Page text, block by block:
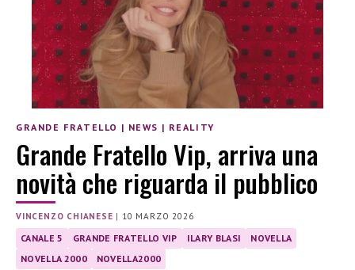
GRANDE FRATELLO | NEWS | REALITY
Grande Fratello Vip, arriva una
novità che riguarda il pubblico
VINCENZO CHIANESE | 10 MARZO 2026
CANALE 5 GRANDE FRATELLO VIP ILARY BLASI
NOVELLA
NOVELLA 2000
NOVELLA2000